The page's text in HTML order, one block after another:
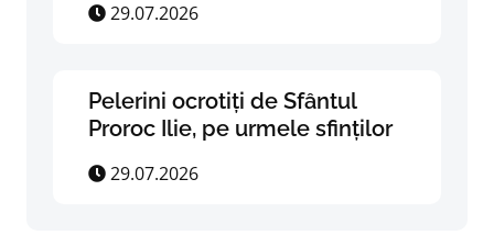
29.07.2026
Pelerini ocrotiți de Sfântul
Proroc Ilie, pe urmele sfinților
29.07.2026